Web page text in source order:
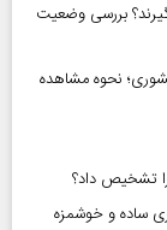
بررسی وضعیت
کشوری؛ نحوه مشاهده
تشخیص داد؟
ساده و خوشمزه